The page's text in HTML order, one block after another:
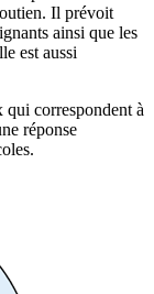
Il prévoit
ainsi que les
est aussi
qui correspondent à
réponse